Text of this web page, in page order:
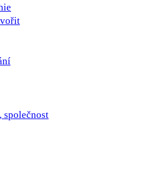
společnost